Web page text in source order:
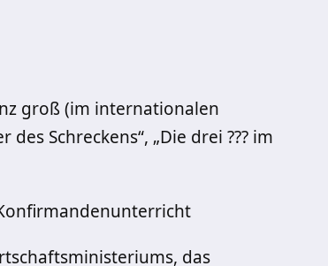
groß (im internationalen
Schreckens“, „Die drei ??? im
das